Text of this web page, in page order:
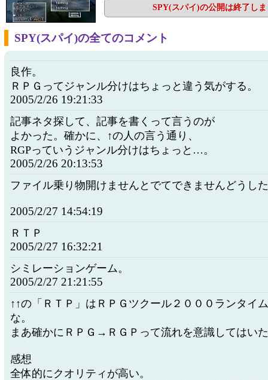
SPY(スパイ)の公開は終了し
SPY(スパイ)の全てのコメント
良作。
ＲＰＧってジャンル分けはちょっと違う気がする。
2005/2/26 19:21:33
記事ネタ探して、記事を書くって言うのが
よかった。確かに、↑の人の言う通り、
RGPっていうジャンル分けはちょっと…。
2005/2/26 20:13:53
ファイル乗り物開けませんとでてできませんどうし
2005/2/27 14:54:19
ＲＴＰ
2005/2/27 16:32:21
シミレーションゲーム。
2005/2/27 21:21:55
↑↑の「ＲＴＰ」はＲＰＧツクール２０００ランタイ
な。
まあ確かにＲＰＧ→ＲＧＰって流れを意識してはい
感想
全体的にクオリティが高い。